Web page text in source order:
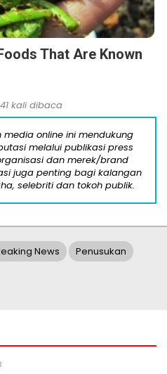
That Are Known
kali dibaca
media online ini mendukung
melalui publikasi press
dan merek/brand
juga penting bagi kalangan
selebriti dan tokoh publik.
News Penusukan